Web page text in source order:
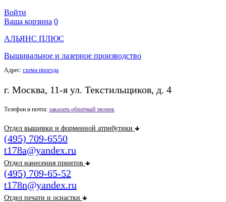
Войти
Ваша корзина 0
АЛЬЯНС ПЛЮС
Вышивальное и лазерное производство
Адрес: схема проезда
г. Москва, 11-я ул. Текстильщиков, д. 4
Телефон и почта: заказать обратный звонок
Отдел вышивки и форменной атрибутики
(495) 709-6550
t178a@yandex.ru
Отдел нанесения принтов
(495) 709-65-52
t178n@yandex.ru
Отдел печати и оснастки